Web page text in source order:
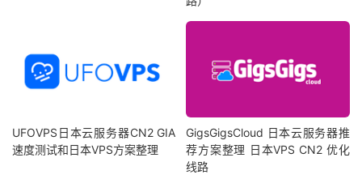
UFOVPS日本云服务器CN2 GIA
速度测试和日本VPS方案整理
GigsGigsCloud 日本云服务器推
荐方案整理 日本VPS CN2 优化
线路